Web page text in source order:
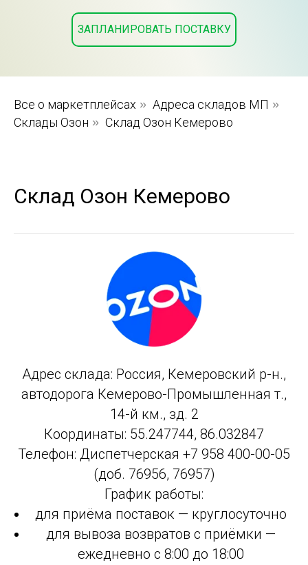
ЗАПЛАНИРОВАТЬ ПОСТАВКУ
Все о маркетплейсах » Адреса складов МП »
Склады Озон » Склад Озон Кемерово
Склад Озон Кемерово
Адрес склада: Россия, Кемеровский р-н.,
автодорога Кемерово-Промышленная т.,
14-й км., зд. 2
Координаты: 55.247744, 86.032847
Телефон: Диспетчерская +7 958 400-00-05
(доб. 76956, 76957)
График работы:
для приёма поставок — круглосуточно
для вывоза возвратов с приёмки —
ежедневно с 8:00 до 18:00